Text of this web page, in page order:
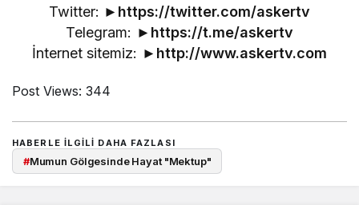
Twitter: ► https://twitter.com/askertv
Telegram: ► https://t.me/askertv
İnternet sitemiz: ► http://www.askertv.com
Post Views: 344
HABERLE ILGILI DAHA FAZLASI
#Mumun Gölgesinde Hayat "Mektup"